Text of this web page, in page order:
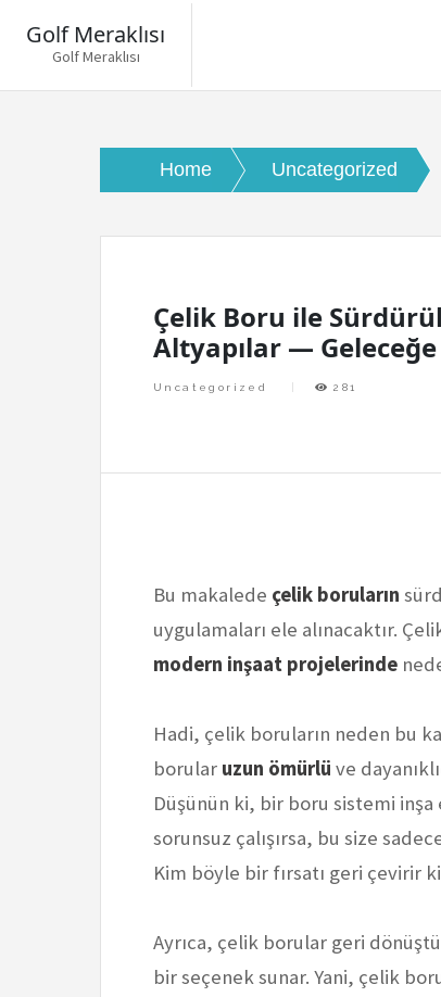
Golf Meraklısı
Golf Meraklısı
Home Uncategorized
Çelik Boru ile
Altyapılar — Geleceğe
Uncategorized 281
Bu makalede çelik boruların
uygulamaları ele alınacaktır.
modern inşaat projelerinde
Hadi, çelik boruların neden bu
borular uzun ömürlü ve
Düşünün ki, bir boru sistemi
sorunsuz çalışırsa, bu size
Kim böyle bir fırsatı geri çevirir
Ayrıca, çelik borular geri
bir seçenek sunar. Yani, çelik